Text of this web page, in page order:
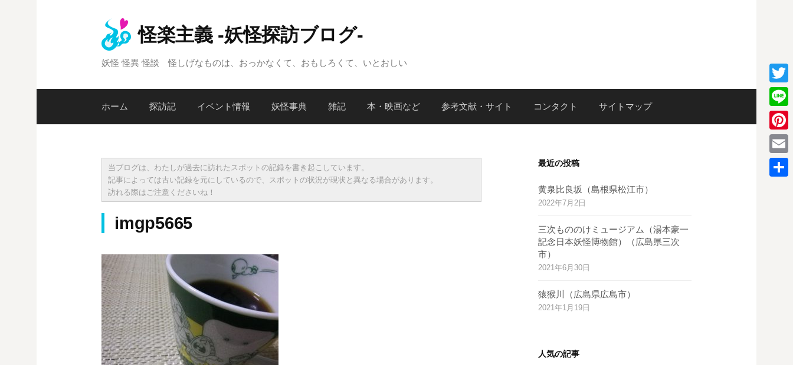
へ
怪楽主義 -妖怪探訪ブログ-
妖怪 怪異 怪談 怪しげなものは、おっかなくて、おもしろくて、いとおしい
ホーム 探訪記 イベント情報 妖怪事典 雑記 本・映画など 参考文献・サイト コンタクト サイトマップ
当ブログは、わたしが過去に訪れたスポットの記録を書き起こしています。
記事によっては古い記録を元にしているので、スポットの状況が現状と異なる場合があります。
訪れる際はご注意くださいね！
imgp5665
最近の投稿
黄泉比良坂（島根県松江市）
2022年7月2日
三次もののけミュージアム（湯本豪一
記念日本妖怪博物館）（広島県三次
市）
2021年6月30日
猿猴川（広島県広島市）
2021年1月19日
人気の記事
T
w
i
L
i
n
e
P
i
n
E